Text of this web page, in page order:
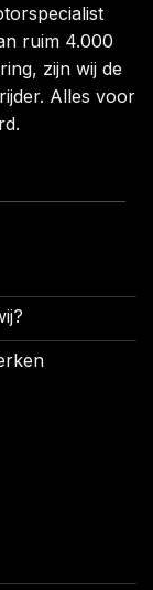
ruim 4.000
zijn wij de
Alles voor